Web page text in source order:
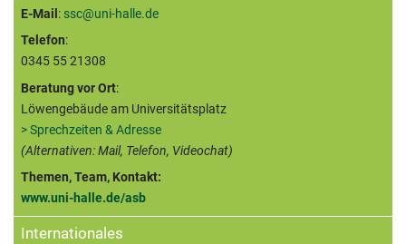
E-Mail : ssc@uni-halle.de
Telefon:
0345 55 21308
Beratung vor Ort:
Löwengebäude am Universitätsplatz
> Sprechzeiten & Adresse
(Alternativen: Mail, Telefon, Videochat)
Themen, Team, Kontakt:
www.uni-halle.de/asb
Internationales